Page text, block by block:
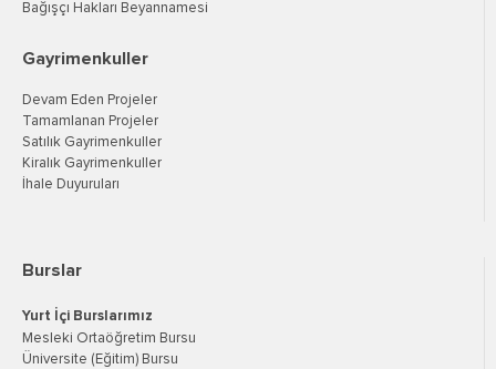
Bağışçı Hakları Beyannamesi
Gayrimenkuller
Devam Eden Projeler
Tamamlanan Projeler
Satılık Gayrimenkuller
Kiralık Gayrimenkuller
İhale Duyuruları
Burslar
Yurt İçi Burslarımız
Mesleki Ortaöğretim Bursu
Üniversite (Eğitim) Bursu